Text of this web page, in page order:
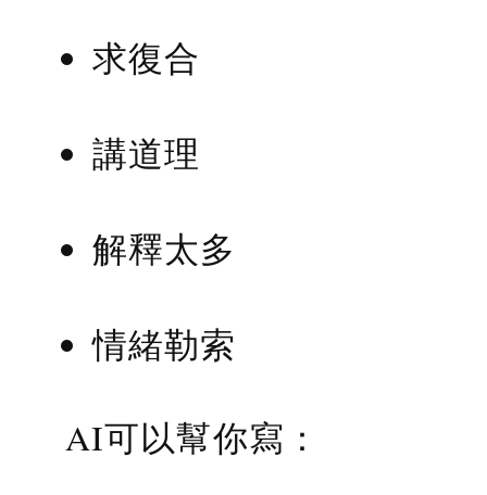
求復合
講道理
解釋太多
情緒勒索
AI可以幫你寫：